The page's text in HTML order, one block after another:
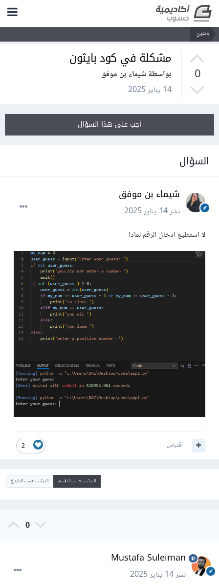
بايثون
0
مشكلة في كود بايثون
بواسطة شيماء بن موفق
14 يناير 2025
أجب على هذا السؤال
السؤال
شيماء بن موفق
نشر14 يناير 2025
لا استطيع ادخال الرقم لمادا
2 اقتباس
الترتيب حسب التقييم الترتيب حسب التاريخ
0
Mustafa Suleiman
نشر14 يناير 2025